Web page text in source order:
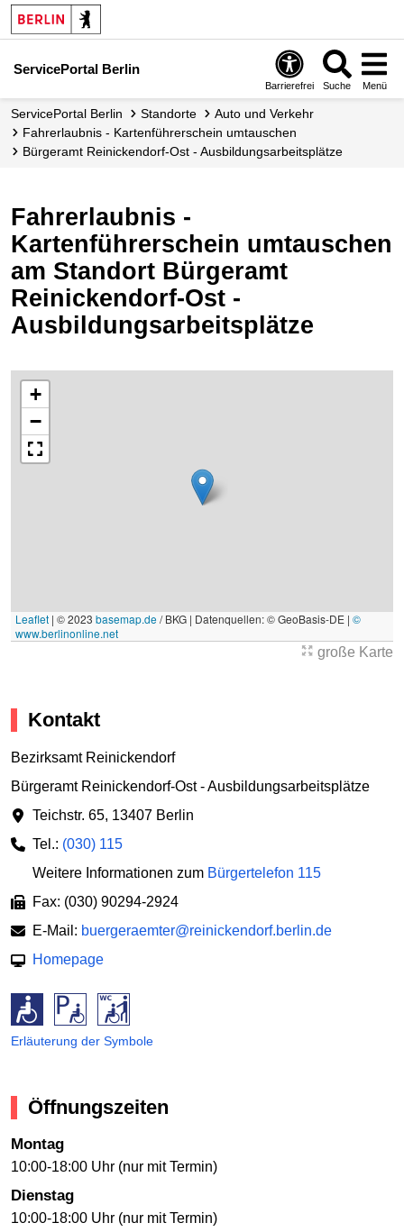
ServicePortal Berlin
Barrierefrei Suche Menü
ServicePortal Berlin Standorte
Auto und Verkehr
Fahrerlaubnis - Kartenführerschein umtauschen
Bürgeramt Reinickendorf-Ost - Ausbildungsarbeitsplätze
Fahrerlaubnis -
Kartenführerschein umtauschen
am Standort Bürgeramt
Reinickendorf-Ost -
Ausbildungsarbeitsplätze
+
−
Leaflet | © 2023 basemap.de/ BKG | Datenquellen: © GeoBasis-DE | ©
www.berlinonline.net
große Karte
Kontakt
Bezirksamt Reinickendorf
Bürgeramt Reinickendorf-Ost - Ausbildungsarbeitsplätze
Teichstr. 65, 13407 Berlin
Tel.: (030) 115
Weitere Informationen zum Bürgertelefon 115
Fax: (030) 90294-2924
E-Mail: buergeraemter@reinickendorf.berlin.de
Homepage
Erläuterung der Symbole
Öffnungszeiten
Montag
10:00-18:00 Uhr (nur mit Termin)
Dienstag
10:00-18:00 Uhr (nur mit Termin)